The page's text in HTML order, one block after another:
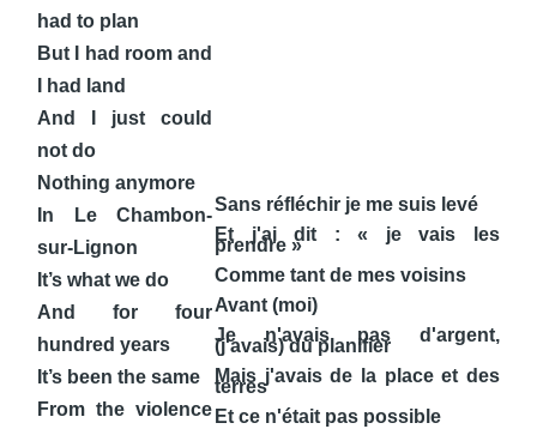
had to plan
But I had room and
I had land
And I just could
not do
Nothing anymore
In Le Chambon-
sur-Lignon
It’s what we do
And for four
hundred years
It’s been the same
From the violence
Sans réfléchir je me suis levé
Et j'ai dit : « je vais les
prendre »
Comme tant de mes voisins
Avant (moi)
Je n'avais pas d'argent,
(j'avais) du planifier
Mais j'avais de la place et des
terres
Et ce n'était pas possible